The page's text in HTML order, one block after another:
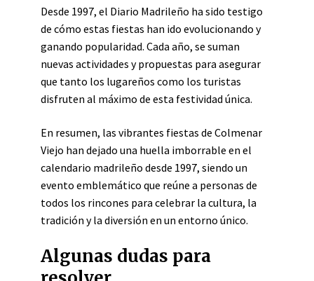
Desde 1997, el Diario Madrileño ha sido testigo
de cómo estas fiestas han ido evolucionando y
ganando popularidad. Cada año, se suman
nuevas actividades y propuestas para asegurar
que tanto los lugareños como los turistas
disfruten al máximo de esta festividad única.
En resumen, las vibrantes fiestas de Colmenar
Viejo han dejado una huella imborrable en el
calendario madrileño desde 1997, siendo un
evento emblemático que reúne a personas de
todos los rincones para celebrar la cultura, la
tradición y la diversión en un entorno único.
Algunas dudas para